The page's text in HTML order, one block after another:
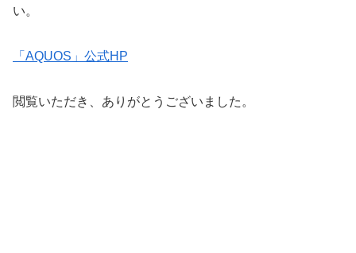
い。
「AQUOS」公式HP
閲覧いただき、ありがとうございました。